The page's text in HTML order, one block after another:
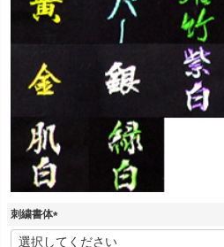
刺繍書体
(